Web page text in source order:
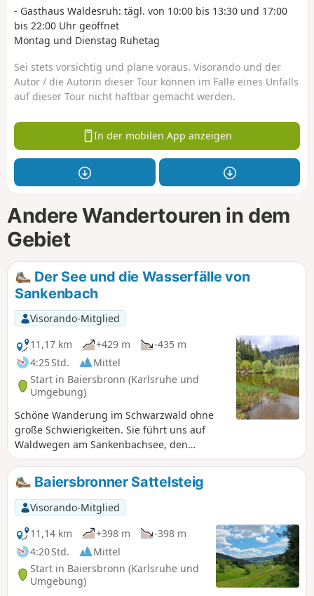
- Gasthaus Waldesruh: tägl. von 10:00 bis 13:30 und 17:00
bis 22:00 Uhr geöffnet
Montag und Dienstag Ruhetag
Sei stets vorsichtig und plane voraus. Visorando und der
Autor / die Autorin dieser Tour können im Falle eines Unfalls
auf dieser Tour nicht haftbar gemacht werden.
In der mobilen App anzeigen
Andere Wandertouren in dem
Gebiet
Der See und die Wasserfälle von
Sankenbach
Visorando-Mitglied
11,17 km
+429 m
-435 m
4:25 Std.
Mittel
Start in Baiersbronn (Karlsruhe und
Umgebung)
Schöne Wanderung im Schwarzwald ohne
große Schwierigkeiten. Sie führt uns auf
Waldwegen am Sankenbachsee, den
Sankenbacher Wasserfällen und der
Glasmännlehütte vorbei und macht einen
kleinen Abstecher in die Gemeinde
Baiersbronn.
Baiersbronner Sattelsteig
Visorando-Mitglied
11,14 km
+398 m
-398 m
4:20 Std.
Mittel
Start in Baiersbronn (Karlsruhe und
Umgebung)